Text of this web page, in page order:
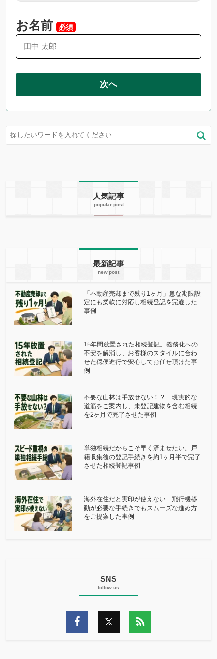
お名前 必須
次へ
人気記事
最新記事
「不動産売却まで残り1ヶ月」急な期限設
定にも柔軟に対応し相続登記を完遂した
事例
15年間放置された相続登記。義務化への
不安を解消し、お客様のスタイルに合わ
せた穏便進行で安心してお任せ頂けた事
例
不要な山林は手放せない！？ 現実的な
道筋をご案内し、未登記建物を含む相続
を2ヶ月で完了させた事例
単独相続だからこそ早く済ませたい。戸
籍収集後の登記手続きを約1ヶ月半で完了
させた相続登記事例
海外在住だと実印が使えない…飛行機移
動が必要な手続きでもスムーズな進め方
をご提案した事例
SNS